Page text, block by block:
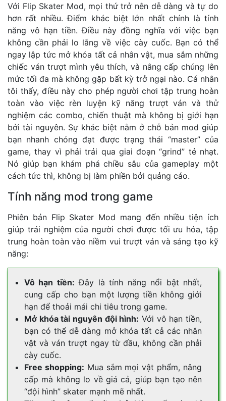
Với Flip Skater Mod, mọi thứ trở nên dễ dàng và tự do
hơn rất nhiều. Điểm khác biệt lớn nhất chính là tính
năng vô hạn tiền. Điều này đồng nghĩa với việc bạn
không cần phải lo lắng về việc cày cuốc. Bạn có thể
ngay lập tức mở khóa tất cả nhân vật, mua sắm những
chiếc ván trượt mình yêu thích, và nâng cấp chúng lên
mức tối đa mà không gặp bất kỳ trở ngại nào. Cá nhân
tôi thấy, điều này cho phép người chơi tập trung hoàn
toàn vào việc rèn luyện kỹ năng trượt ván và thử
nghiệm các combo, chiến thuật mà không bị giới hạn
bởi tài nguyên. Sự khác biệt nằm ở chỗ bản mod giúp
bạn nhanh chóng đạt được trạng thái “master” của
game, thay vì phải trải qua giai đoạn “grind” tẻ nhạt.
Nó giúp bạn khám phá chiều sâu của gameplay một
cách tức thì, không bị làm phiền bởi quảng cáo.
Tính năng mod trong game
Phiên bản Flip Skater Mod mang đến nhiều tiện ích
giúp trải nghiệm của người chơi được tối ưu hóa, tập
trung hoàn toàn vào niềm vui trượt ván và sáng tạo kỹ
năng:
Vô hạn tiền: Đây là tính năng nổi bật nhất,
cung cấp cho bạn một lượng tiền không giới
hạn để thoải mái chi tiêu trong game.
Mở khóa tài nguyên đội hình: Với vô hạn tiền,
bạn có thể dễ dàng mở khóa tất cả các nhân
vật và ván trượt ngay từ đầu, không cần phải
cày cuốc.
Free shopping: Mua sắm mọi vật phẩm, nâng
cấp mà không lo về giá cả, giúp bạn tạo nên
“đội hình” skater mạnh mẽ nhất.